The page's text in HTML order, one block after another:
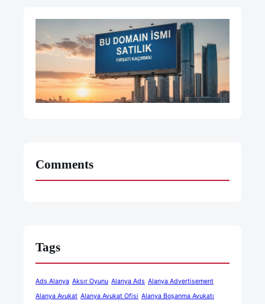
Comments
Tags
Ads Alanya Aksır Oyunu Alanya Ads Alanya Advertisement
Alanya Avukat Alanya Avukat Ofisi Alanya Boşanma Avukatı